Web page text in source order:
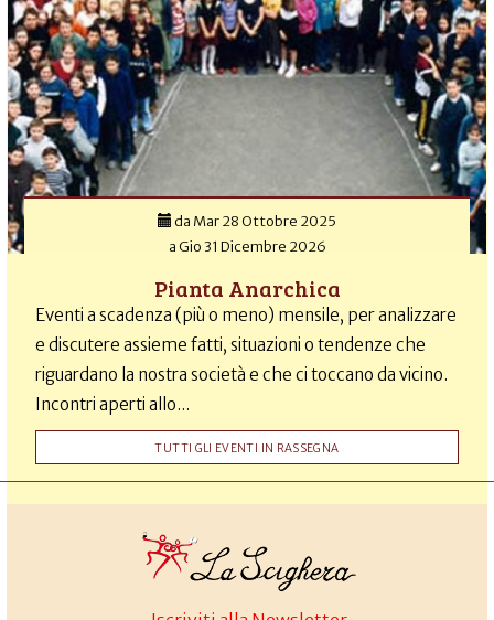
da Mar 28 Ottobre 2025
aGio 31 Dicembre 2026
Pianta Anarchica
Eventi a scadenza (più o meno) mensile, per analizzare
e discutere assieme fatti, situazioni o tendenze che
riguardano la nostra società e che ci toccano da vicino.
Incontri aperti allo...
TUTTI GLI EVENTI IN RASSEGNA